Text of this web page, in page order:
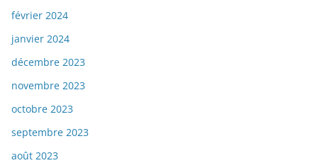
février 2024
janvier 2024
décembre 2023
novembre 2023
octobre 2023
septembre 2023
août 2023